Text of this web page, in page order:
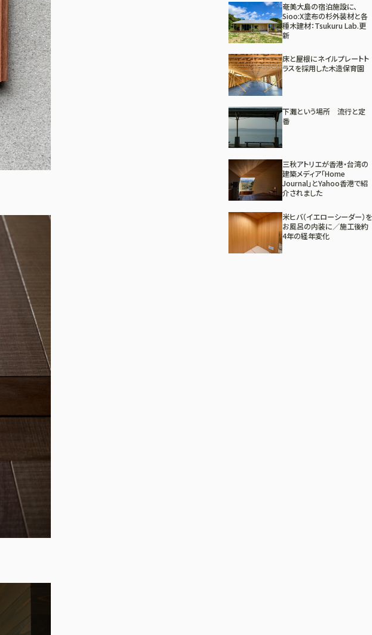
奄美大島の宿泊施設に、
Sioo:X塗布の杉外装材と各
種木建材：Tsukuru Lab.更
新
床と屋根にネイルプレートト
ラスを採用した木造保育園
下灘という場所 流行と定
番
三秋アトリエが香港・台湾の
建築メディア「Home
Journal」とYahoo香港で紹
介されました
米ヒバ（イエローシーダー）を
お風呂の内装に／施工後約
4年の経年変化